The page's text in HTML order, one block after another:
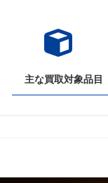
主な買取対象品目